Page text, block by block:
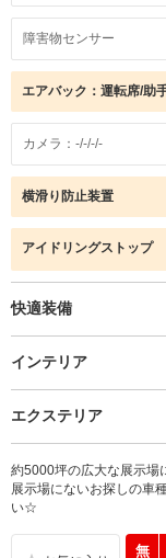
障害物センサー
エアバック：運転席/助
カメラ：-/-/-/-
横滑り防止装置
アイドリングストップ
快適装備
インテリア
エクステリア
約5000坪の広大な展示場
展示場にないお探しの車
い☆
無